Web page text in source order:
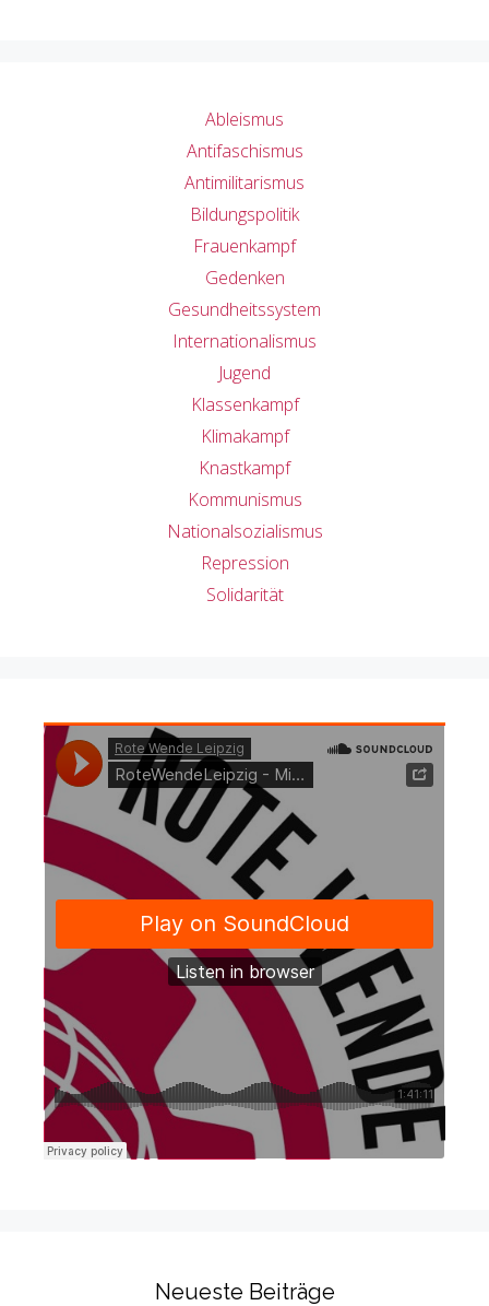
Ableismus
Antifaschismus
Antimilitarismus
Bildungspolitik
Frauenkampf
Gedenken
Gesundheitssystem
Internationalismus
Jugend
Klassenkampf
Klimakampf
Knastkampf
Kommunismus
Nationalsozialismus
Repression
Solidarität
Neueste Beiträge